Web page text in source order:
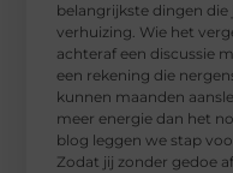
belangrijkste dingen
verhuizing. Wie het
achteraf een discussie
een rekening die
kunnen maanden
meer energie dan het
blog leggen we stap
Zodat jij zonder gedoe